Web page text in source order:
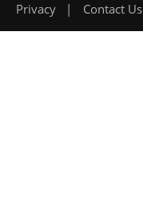
Privacy Contact Us